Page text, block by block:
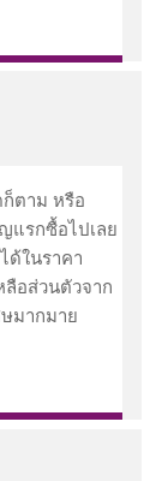
ตาม หรือ
แรกซื้อไปเลย
ด้ในราคา
อส่วนตัวจาก
มากมาย